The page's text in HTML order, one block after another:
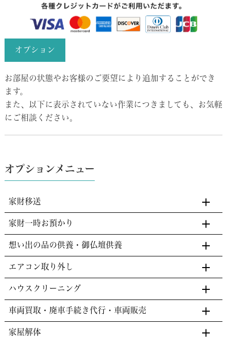
オプション
お部屋の状態やお客様のご要望により追加することができ
ます。
また、以下に表示されていない作業につきましても、お気軽
にご相談ください。
オプションメニュー
家財移送
家財一時お預かり
想い出の品の供養・御仏壇供養
エアコン取り外し
ハウスクリーニング
車両買取・廃車手続き代行・車両販売
家屋解体